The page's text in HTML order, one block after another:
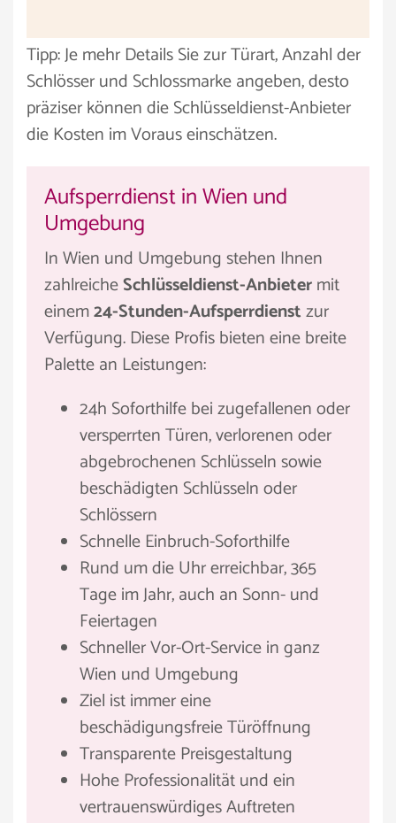
Tipp: Je mehr Details Sie zur Türart, Anzahl der
Schlösser und Schlossmarke angeben, desto
präziser können die Schlüsseldienst-Anbieter
die Kosten im Voraus einschätzen.
Aufsperrdienst in Wien und
Umgebung
In Wien und Umgebung stehen Ihnen
zahlreicheSchlüsseldienst-Anbietermit
einem24-Stunden-Aufsperrdienstzur
Verfügung. Diese Profis bieten eine breite
Palette an Leistungen:
24h Soforthilfe bei zugefallenen oder
versperrten Türen, verlorenen oder
abgebrochenen Schlüsseln sowie
beschädigten Schlüsseln oder
Schlössern
Schnelle Einbruch-Soforthilfe
Rund um die Uhr erreichbar, 365
Tage im Jahr, auch an Sonn- und
Feiertagen
Schneller Vor-Ort-Service in ganz
Wien und Umgebung
Ziel ist immer eine
beschädigungsfreie Türöffnung
Transparente Preisgestaltung
Hohe Professionalität und ein
vertrauenswürdiges Auftreten